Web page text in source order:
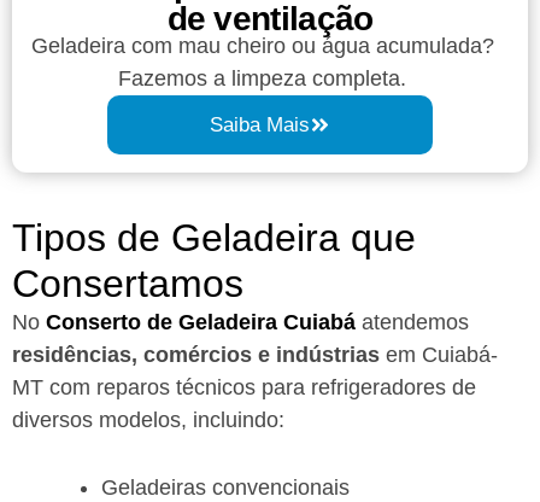
de ventilação
Geladeira com mau cheiro ou água acumulada?
Fazemos a limpeza completa.
Saiba Mais
Tipos de Geladeira que
Consertamos
No Conserto de Geladeira Cuiabá atendemos
residências, comércios e indústrias em Cuiabá-
MT com reparos técnicos para refrigeradores de
diversos modelos, incluindo:
Geladeiras convencionais